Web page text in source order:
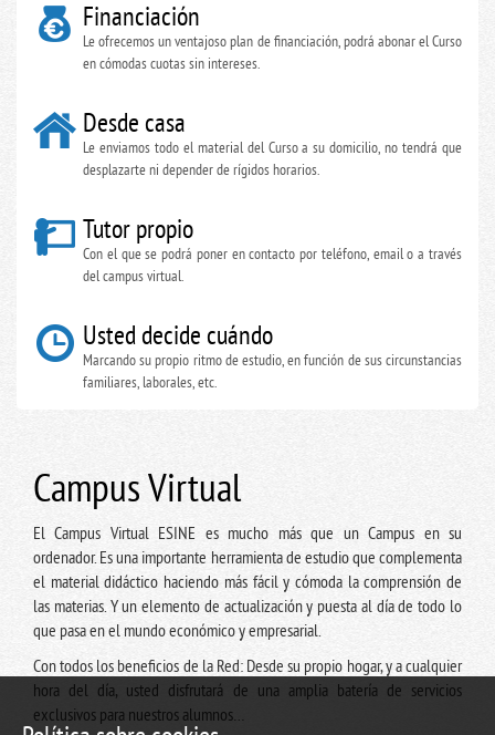
Financiación
Le ofrecemos un ventajoso plan de financiación, podrá abonar el Curso
en cómodas cuotas sin intereses.
Desde casa
Le enviamos todo el material del Curso a su domicilio, no tendrá que
desplazarte ni depender de rígidos horarios.
Tutor propio
Con el que se podrá poner en contacto por teléfono, email o a través
del campus virtual.
Usted decide cuándo
Marcando su propio ritmo de estudio, en función de sus circunstancias
familiares, laborales, etc.
Campus Virtual
El Campus Virtual ESINE es mucho más que un Campus en su
ordenador. Es una importante herramienta de estudio que complementa
el material didáctico haciendo más fácil y cómoda la comprensión de
las materias. Y un elemento de actualización y puesta al día de todo lo
que pasa en el mundo económico y empresarial.
Con todos los beneficios de la Red: Desde su propio hogar, y a cualquier
hora del día, usted disfrutará de una amplia batería de servicios
exclusivos para nuestros alumnos…